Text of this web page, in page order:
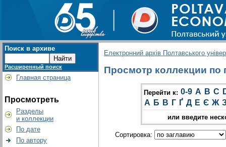
Поиск в архиве
Расширенный поиск
Главная страница
Просмотреть
Разделы
и коллекции
По дате
По автору
Електронний архів Полтавського
Просмотр коллекции по
Перейти к: 0-9 A B C
А Б В Г Ґ Д Е Є Ж
или введите
Сортировка: